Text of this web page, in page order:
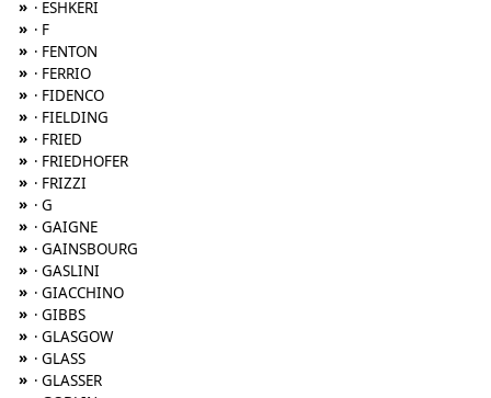
» · ESHKERI
» · F
» · FENTON
» · FERRIO
» · FIDENCO
» · FIELDING
» · FRIED
» · FRIEDHOFER
» · FRIZZI
» · G
» · GAIGNE
» · GAINSBOURG
» · GASLINI
» · GIACCHINO
» · GIBBS
» · GLASGOW
» · GLASS
» · GLASSER